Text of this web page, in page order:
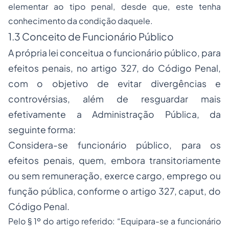
elementar ao tipo penal, desde que, este tenha
conhecimento da condição daquele.
1.3 Conceito de Funcionário Público
A própria lei conceitua o funcionário público, para
efeitos penais, no artigo 327, do Código Penal,
com o objetivo de evitar divergências e
controvérsias, além de resguardar mais
efetivamente a Administração Pública, da
seguinte forma:
Considera-se funcionário público, para os
efeitos penais, quem, embora transitoriamente
ou sem remuneração, exerce cargo, emprego ou
função pública, conforme o artigo 327, caput, do
Código Penal.
Pelo § 1º do artigo referido: “Equipara-se a funcionário